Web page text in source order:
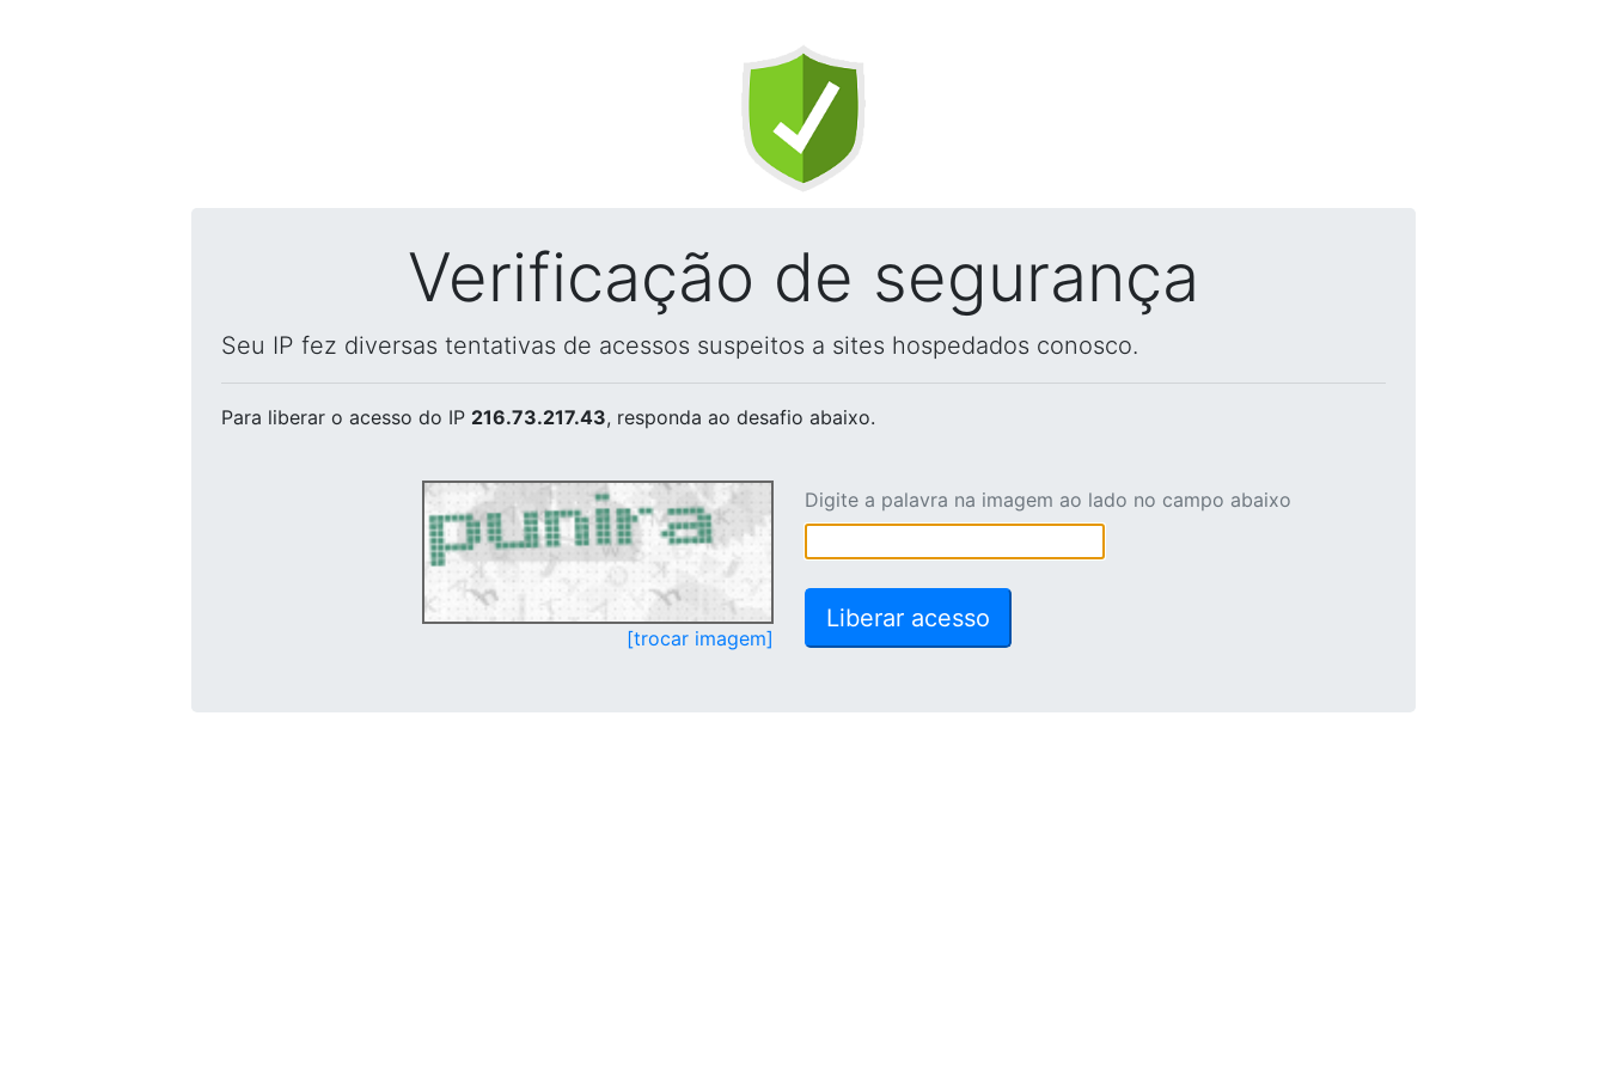
Verificação de segurança
Seu IP fez diversas tentativas de acessos suspeitos a sites hospedados conosco.
Para liberar o acesso do IP 216.73.217.43, responda ao desafio abaixo.
[trocar imagem]
Digite a palavra na imagem ao lado no campo abaixo